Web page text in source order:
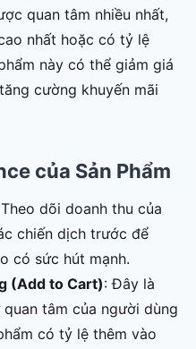
quan tâm nhiều nhất,
nhất hoặc có tỷ lệ
này có thể giảm giá
cường khuyến mãi
của Sản Phẩm
dõi doanh thu của
chiến dịch trước để
có sức hút mạnh.
(Add to Cart): Đây là
tâm của người dùng
có tỷ lệ thêm vào